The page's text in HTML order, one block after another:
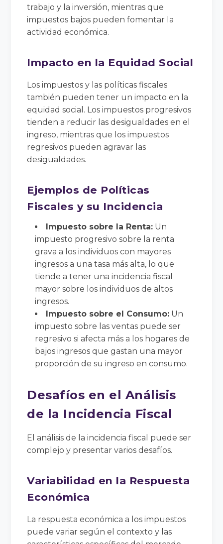
trabajo y la inversión, mientras que
impuestos bajos pueden fomentar la
actividad económica.
Impacto en la Equidad Social
Los impuestos y las políticas fiscales
también pueden tener un impacto en la
equidad social. Los impuestos progresivos
tienden a reducir las desigualdades en el
ingreso, mientras que los impuestos
regresivos pueden agravar las
desigualdades.
Ejemplos de Políticas
Fiscales y su Incidencia
Impuesto sobre la Renta: Un
impuesto progresivo sobre la renta
grava a los individuos con mayores
ingresos a una tasa más alta, lo que
tiende a tener una incidencia fiscal
mayor sobre los individuos de altos
ingresos.
Impuesto sobre el Consumo: Un
impuesto sobre las ventas puede ser
regresivo si afecta más a los hogares de
bajos ingresos que gastan una mayor
proporción de su ingreso en consumo.
Desafíos en el Análisis
de la Incidencia Fiscal
El análisis de la incidencia fiscal puede ser
complejo y presentar varios desafíos.
Variabilidad en la Respuesta
Económica
La respuesta económica a los impuestos
puede variar según el contexto y las